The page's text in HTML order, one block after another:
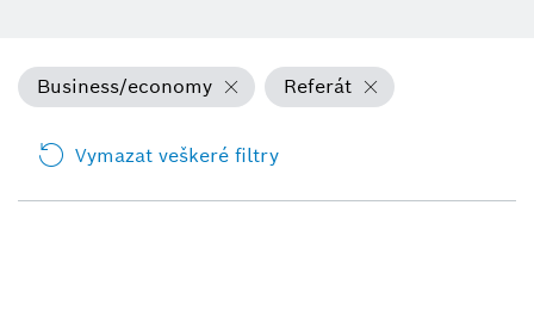
Business/economy Referát
Vymazat veškeré filtry